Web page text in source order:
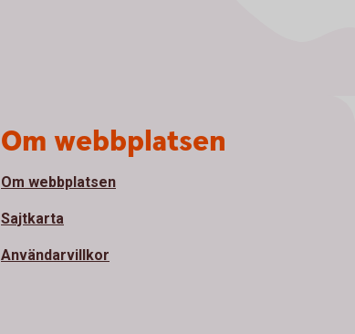
Om webbplatsen
Om webbplatsen
Sajtkarta
Användarvillkor